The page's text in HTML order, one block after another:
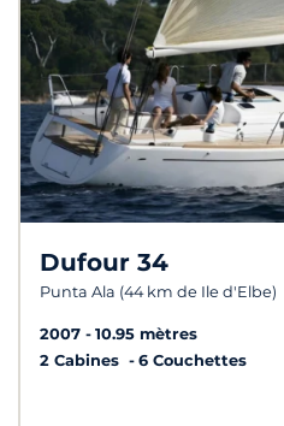
Dufour 34
Punta Ala (44 km de Ile d'Elbe)
2007
10.95 mètres
2 Cabines
6 Couchettes